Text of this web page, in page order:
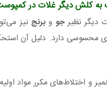
به کلش دیگر غلات در
دیگر نظیرجو وبرنج نیز
محسوسی دارد. دلیل آن
و اختلاط‌های مکرر مواد